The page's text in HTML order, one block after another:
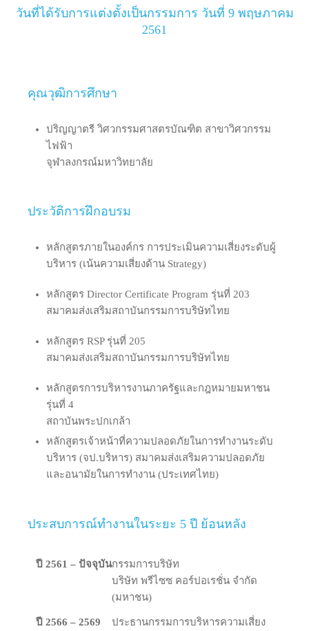
วันที่ได้รับการแต่งตั้งเป็นกรรมการ วันที่ 9 พฤษภาคม
2561
คุณวุฒิการศึกษา
ปริญญาตรี วิศวกรรมศาสตรบัณฑิต สาขาวิศวกรรม
ไฟฟ้า
จุฬาลงกรณ์มหาวิทยาลัย
ประวัติการฝึกอบรม
หลักสูตรภายในองค์กร การประเมินความเสี่ยงระดับผู้
บริหาร (เน้นความเสี่ยงด้าน Strategy)
หลักสูตร Director Certificate Program รุ่นที่ 203
สมาคมส่งเสริมสถาบันกรรมการบริษัทไทย
หลักสูตร RSP รุ่นที่ 205
สมาคมส่งเสริมสถาบันกรรมการบริษัทไทย
หลักสูตรการบริหารงานภาครัฐและกฎหมายมหาชน
รุ่นที่ 4
สถาบันพระปกเกล้า
หลักสูตรเจ้าหน้าที่ความปลอดภัยในการทำงานระดับ
บริหาร (จป.บริหาร) สมาคมส่งเสริมความปลอดภัย
และอนามัยในการทำงาน (ประเทศไทย)
ประสบการณ์ทำงานในระยะ 5 ปี ย้อนหลัง
ปี 2561 – ปัจจุบันกรรมการบริษัท
บริษัท พรีไซซ คอร์ปอเรชั่น จำกัด
(มหาชน)
ปี 2566 – 2569 ประธานกรรมการบริหารความเสี่ยง